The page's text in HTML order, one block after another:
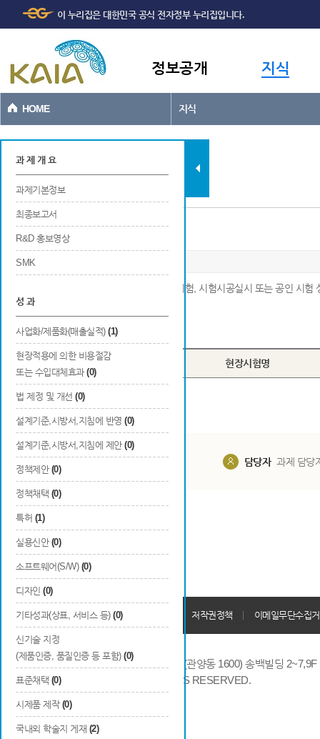
본문바로가기
이 누리집은 대한민국 공식 전자정부 누리집입니다.
정보공개 지식
HOME 지식
과제현황
과 제 개 요
과제기본정보
최종보고서
R&D 홍보영상
SMK
성 과
사업화/제품화(매출실적) (1)
현장적용에 의한 비용절감
또는 수입대체효과 (0)
법 제정 및 개선 (0)
설계기준,시방서,지침에 반영 (0)
설계기준,시방서,지침에 제안 (0)
정책제안 (0)
정책채택 (0)
특허 (1)
실용신안 (0)
소프트웨어(S/W) (0)
디자인 (0)
기타성과(상표, 서비스 등) (0)
신기술 지정
(제품인증, 품질인증 등 포함) (0)
표준채택 (0)
시제품 제작 (0)
국내외 학술지 게재 (2)
현장시험 및 검증
※ 연구개발 결과물 성능검증 등을 위한 현장시험, 시험시공실시 또는 공인 시험
Total0건
번호 현장시험명
담당자 과제 담당
개인정보처리방침 회원가입약관 저작권정책 이메일무단수집
14066 경기도 안양시 동안구 시민대로 286 (관양동 1600) 송백빌딩
COPYRIGHTS © 2014 KAIA, ALL RIGHTS RESERVED.